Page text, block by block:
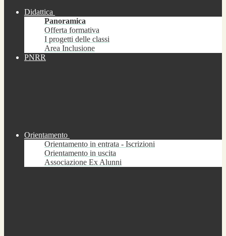
Didattica
Panoramica
Offerta formativa
I progetti delle classi
Area Inclusione
PNRR
Orientamento
Orientamento in entrata - Iscrizioni
Orientamento in uscita
Associazione Ex Alunni